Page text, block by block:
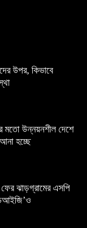
উপর, কিভাবে
মতো উন্নয়নশীল দেশে
হচ্ছে
ঝাড়গ্রামের এসপি